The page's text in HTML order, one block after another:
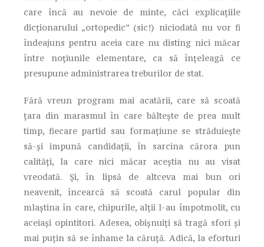
care încă au nevoie de minte, căci explicațiile
dicționarului „ortopedic” (sic!) niciodată nu vor fi
îndeajuns pentru aceia care nu disting nici măcar
între noțiunile elementare, ca să înțeleagă ce
presupune administrarea treburilor de stat.
Fără vreun program mai acatării, care să scoată
țara din marasmul în care băltește de prea mult
timp, fiecare partid sau formațiune se străduiește
să-și impună candidații, în sarcina cărora pun
calități, la care nici măcar aceștia nu au visat
vreodată. Și, în lipsă de altceva mai bun ori
neavenit, încearcă să scoată carul popular din
mlaștina în care, chipurile, alții l-au împotmolit, cu
aceiași opintitori. Adesea, obișnuiți să tragă sfori și
mai puțin să se înhame la căruță. Adică, la eforturi